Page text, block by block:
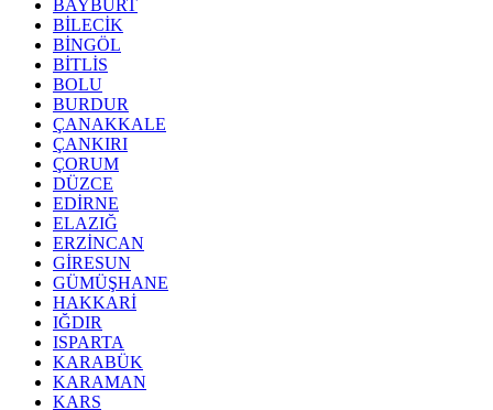
BAYBURT
BİLECİK
BİNGÖL
BİTLİS
BOLU
BURDUR
ÇANAKKALE
ÇANKIRI
ÇORUM
DÜZCE
EDİRNE
ELAZIĞ
ERZİNCAN
GİRESUN
GÜMÜŞHANE
HAKKARİ
IĞDIR
ISPARTA
KARABÜK
KARAMAN
KARS